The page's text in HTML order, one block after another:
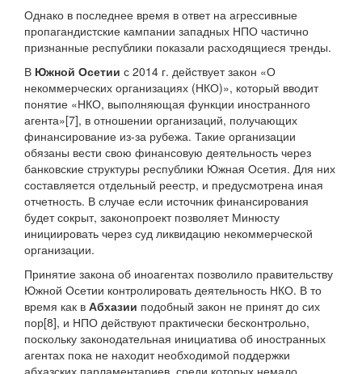
Однако в последнее время в ответ на агрессивные
пропагандистские кампании западных НПО частично
признанные республики показали расходящиеся тренды.
В Южной Осетии с 2014 г. действует закон «О
некоммерческих организациях (НКО)», который вводит
понятие «НКО, выполняющая функции иностранного
агента»[7], в отношении организаций, получающих
финансирование из-за рубежа. Такие организации
обязаны вести свою финансовую деятельность через
банковские структуры республики Южная Осетия. Для них
составляется отдельный реестр, и предусмотрена иная
отчетность. В случае если источник финансирования
будет сокрыт, законопроект позволяет Минюсту
инициировать через суд ликвидацию некоммерческой
организации.
Принятие закона об иноагентах позволило правительству
Южной Осетии контролировать деятельность НКО. В то
время как в Абхазии подобный закон не принят до сих
пор[8], и НПО действуют практически бесконтрольно,
поскольку законодательная инициатива об иностранных
агентах пока не находит необходимой поддержки